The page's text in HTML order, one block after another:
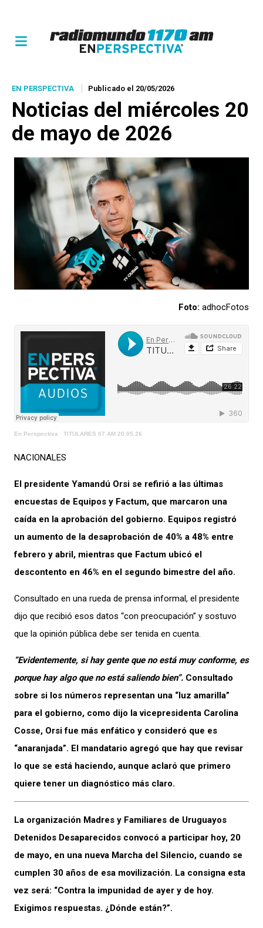
EN PERSPECTIVA Publicado el 20/05/2026
Noticias del miércoles 20
de mayo de 2026
Foto: adhocFotos
En Perspectiva · TITULARES 07 AM 20.05.26
NACIONALES
El presidente Yamandú Orsi se refirió a las últimas
encuestas de Equipos y Factum, que marcaron una
caída en la aprobación del gobierno. Equipos registró
un aumento de la desaprobación de 40% a 48% entre
febrero y abril, mientras que Factum ubicó el
descontento en 46% en el segundo bimestre del año.
Consultado en una rueda de prensa informal, el presidente
dijo que recibió esos datos “con preocupación” y sostuvo
que la opinión pública debe ser tenida en cuenta.
“Evidentemente, si hay gente que no está muy conforme, es
porque hay algo que no está saliendo bien”. Consultado
sobre si los números representan una “luz amarilla”
para el gobierno, como dijo la vicepresidenta Carolina
Cosse, Orsi fue más enfático y consideró que es
“anaranjada”. El mandatario agregó que hay que revisar
lo que se está haciendo, aunque aclaró que primero
quiere tener un diagnóstico más claro.
La organización Madres y Familiares de Uruguayos
Detenidos Desaparecidos convocó a participar hoy, 20
de mayo, en una nueva Marcha del Silencio, cuando se
cumplen 30 años de esa movilización. La consigna esta
vez será: “Contra la impunidad de ayer y de hoy.
Exigimos respuestas. ¿Dónde están?”.